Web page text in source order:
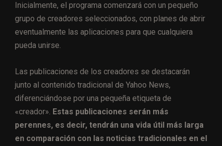
Inicialmente, el programa comenzará con un pequeño
grupo de creadores seleccionados, con planes de abrir
eventualmente las aplicaciones para que cualquiera
pueda unirse.
Las publicaciones de los creadores se destacarán
junto al contenido tradicional de Yahoo News,
diferenciándose por una pequeña etiqueta de
«creador». Estas publicaciones serán más
perennes, es decir, tendrán una vida útil más larga
en comparación con las noticias tradicionales en el